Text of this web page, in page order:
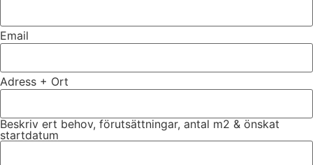
Email
Adress + Ort
Beskriv ert behov, förutsättningar, antal m2 & önskat
startdatum